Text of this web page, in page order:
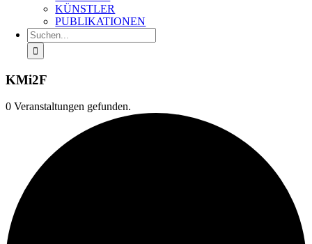
KÜNSTLER
PUBLIKATIONEN
Suche
nach:
KMi2F
0 Veranstaltungen gefunden.